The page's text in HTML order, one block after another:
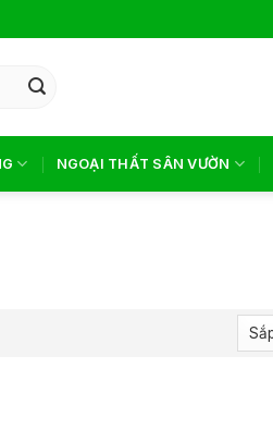
NGOẠI THẤT SÂN VƯỜN